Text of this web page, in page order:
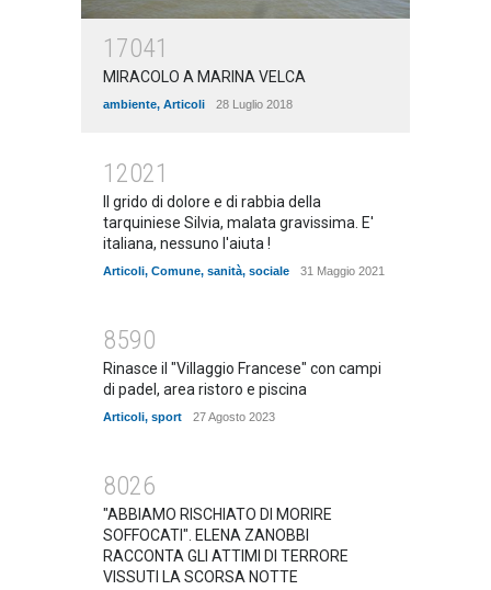
17041
MIRACOLO A MARINA VELCA
ambiente, Articoli 28 Luglio 2018
12021
Il grido di dolore e di rabbia della
tarquiniese Silvia, malata gravissima. E'
italiana, nessuno l'aiuta !
Articoli, Comune, sanità, sociale 31 Maggio 2021
8590
Rinasce il "Villaggio Francese" con campi
di padel, area ristoro e piscina
Articoli, sport 27 Agosto 2023
8026
"ABBIAMO RISCHIATO DI MORIRE
SOFFOCATI". ELENA ZANOBBI
RACCONTA GLI ATTIMI DI TERRORE
VISSUTI LA SCORSA NOTTE